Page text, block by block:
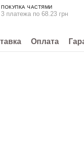
ПОКУПКА ЧАСТЯМИ
3 платежа по 68.23 грн
Оплата